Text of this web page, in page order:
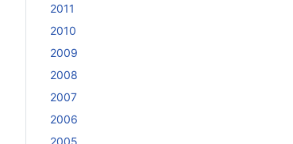
2011
2010
2009
2008
2007
2006
2005